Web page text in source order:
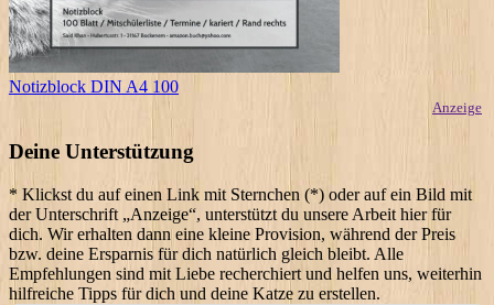
Notizblock DIN A4 100
Anzeige
Deine Unterstützung
* Klickst du auf einen Link mit Sternchen (*) oder auf ein Bild mit
der Unterschrift „Anzeige“, unterstützt du unsere Arbeit hier für
dich. Wir erhalten dann eine kleine Provision, während der Preis
bzw. deine Ersparnis für dich natürlich gleich bleibt. Alle
Empfehlungen sind mit Liebe recherchiert und helfen uns, weiterhin
hilfreiche Tipps für dich und deine Katze zu erstellen.